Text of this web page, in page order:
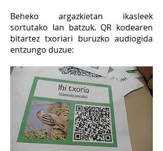
Beheko argazkietan ikasleek
sortutako lan batzuk. QR kodearen
bitartez txoriari buruzko audiogida
entzungo duzue: